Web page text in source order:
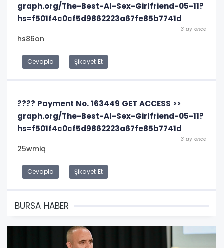
graph.org/The-Best-AI-Sex-Girlfriend-05-11?
hs=f501f4c0cf5d9862223a67fe85b7741d
3 ay önce
hs86on
Cevapla Şikayet Et
???? Payment No. 163449 GET ACCESS >>
graph.org/The-Best-AI-Sex-Girlfriend-05-11?
hs=f501f4c0cf5d9862223a67fe85b7741d
3 ay önce
25wmiq
Cevapla Şikayet Et
BURSA HABER